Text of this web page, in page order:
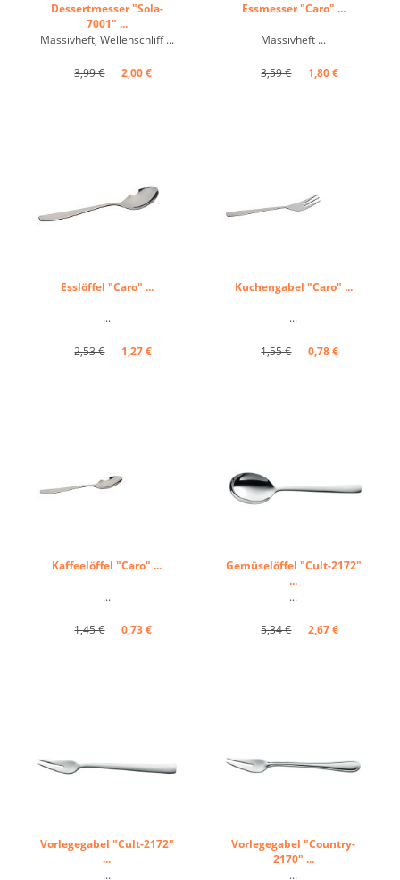
Dessertmesser "Sola-
7001" ...
Massivheft, Wellenschliff ...
3,99 € 2,00 €
Essmesser "Caro" ...
Massivheft ...
3,59 € 1,80 €
Esslöffel "Caro" ...
...
2,53 € 1,27 €
Kuchengabel "Caro" ...
...
1,55 € 0,78 €
Kaffeelöffel "Caro" ...
...
1,45 € 0,73 €
Gemüselöffel "Cult-2172"
...
...
5,34 € 2,67 €
Vorlegegabel "Cult-2172"
...
...
Vorlegegabel "Country-
2170" ...
...